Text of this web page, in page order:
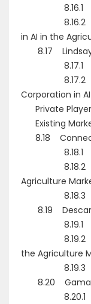
8.16.1
8.16.2
in AI in the
8.17 Lindsay
8.17.1
8.17.2
Corporation in
Private
Existing
8.18
8.18.1
8.18.2 Role
Agriculture
8.18.3
8.19
8.19.1
8.19.2 Role
the Agriculture
8.19.3
8.20
8.20.1